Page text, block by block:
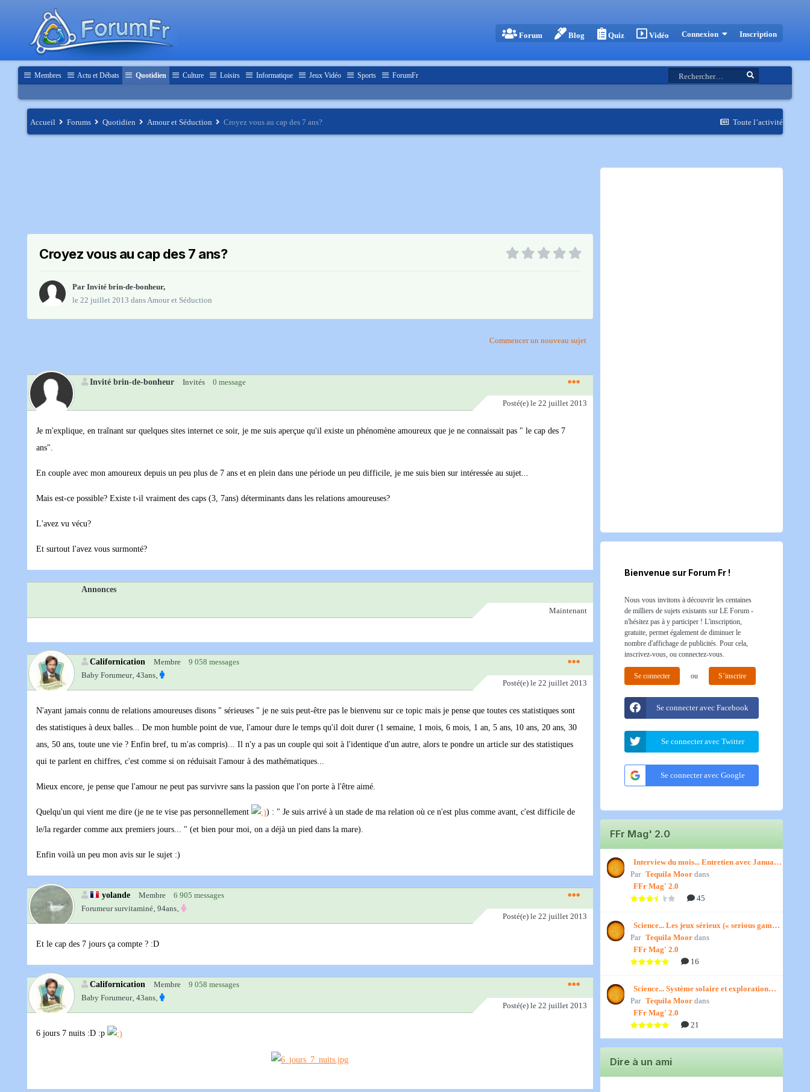
Forum Blog Quiz Vidéo Connexion Inscription
Membres Actu et Débats Quotidien Culture Loisirs Informatique Jeux Vidéo Sports ForumFr
Toute l’activité
Accueil Forums Quotidien Amour et Séduction Croyez vous au cap des 7 ans?
Croyez vous au cap des 7 ans?
Par Invité brin-de-bonheur,
le 22 juillet 2013 dansAmour et Séduction
Commencer un nouveau sujet
Invité brin-de-bonheur Invités 0 message
Posté(e) le 22 juillet 2013
Je m'explique, en traînant sur quelques sites internet ce soir, je me suis aperçue qu'il existe un phénomène amoureux que je ne connaissait pas " le cap des 7
ans".
En couple avec mon amoureux depuis un peu plus de 7 ans et en plein dans une période un peu difficile, je me suis bien sur intéressée au sujet...
Mais est-ce possible? Existe t-il vraiment des caps (3, 7ans) déterminants dans les relations amoureuses?
L'avez vu vécu?
Et surtout l'avez vous surmonté?
Annonces
Maintenant
Californication Membre
9 058 messages
Baby Forumeur‚ 43ans‚
Posté(e) le 22 juillet 2013
N'ayant jamais connu de relations amoureuses disons " sérieuses " je ne suis peut-être pas le bienvenu sur ce topic mais je pense que toutes ces statistiques sont
des statistiques à deux balles... De mon humble point de vue, l'amour dure le temps qu'il doit durer (1 semaine, 1 mois, 6 mois, 1 an, 5 ans, 10 ans, 20 ans, 30
ans, 50 ans, toute une vie ? Enfin bref, tu m'as compris)... Il n'y a pas un couple qui soit à l'identique d'un autre, alors te pondre un article sur des statistiques
qui te parlent en chiffres, c'est comme si on réduisait l'amour à des mathématiques...
Mieux encore, je pense que l'amour ne peut pas survivre sans la passion que l'on porte à l'être aimé.
Quelqu'un qui vient me dire (je ne te vise pas personnellement
) : " Je suis arrivé à un stade de ma relation où ce n'est plus comme avant, c'est difficile de
le/la regarder comme aux premiers jours... " (et bien pour moi, on a déjà un pied dans la mare).
Enfin voilà un peu mon avis sur le sujet :)
yolande Membre
6 905 messages
Forumeur survitaminé‚ 94ans‚
Posté(e) le 22 juillet 2013
Et le cap des 7 jours ça compte ? :D
Californication Membre
9 058 messages
Baby Forumeur‚ 43ans‚
Posté(e) le 22 juillet 2013
6 jours 7 nuits :D :p
Bienvenue sur Forum Fr !
Nous vous invitons à découvrir les centaines
de milliers de sujets existants sur LE Forum -
n'hésitez pas à y participer ! L'inscription,
gratuite, permet également de diminuer le
nombre d'affichage de publicités. Pour cela,
inscrivez-vous, ou connectez-vous.
Se connecter ou S’inscrire
Se connecter avec Facebook
Se connecter avec Twitter
Se connecter avec Google
FFr Mag' 2.0
Interview du mois... Entretien avec January,
par Titenath
Par Tequila Moor dans
FFr Mag' 2.0
45
Science... Les jeux sérieux (« serious games
») par Jedino
Par Tequila Moor dans
FFr Mag' 2.0
16
Science... Système solaire et exploration
spatiale, par Jedino
Par Tequila Moor dans
FFr Mag' 2.0
21
Dire à un ami